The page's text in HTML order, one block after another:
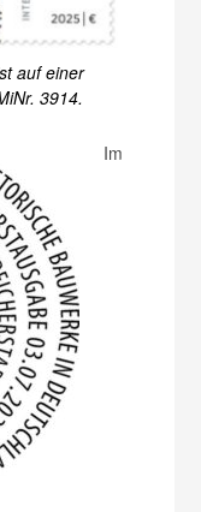
auf einer
3914.
Im